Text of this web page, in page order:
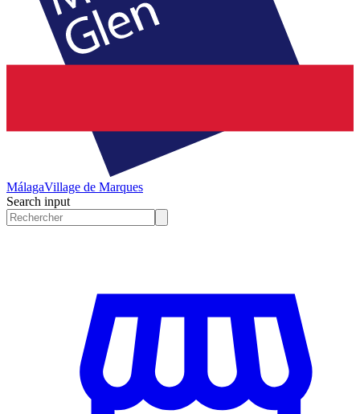
MálagaVillage de Marques
Search input